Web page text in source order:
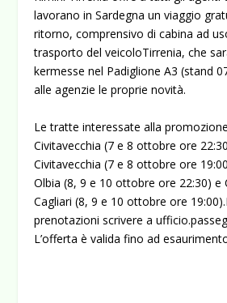
lavorano in Sardegna un viaggio
ritorno, comprensivo di cabina ad
trasporto del veicoloTirrenia, che
kermesse nel Padiglione A3 (stand
alle agenzie le proprie novità.
Le tratte interessate alla
Civitavecchia (7 e 8 ottobre ore
Civitavecchia (7 e 8 ottobre ore
Olbia (8, 9 e 10 ottobre ore 22:30) e
Cagliari (8, 9 e 10 ottobre ore
prenotazioni scrivere a
L’offerta è valida fino ad